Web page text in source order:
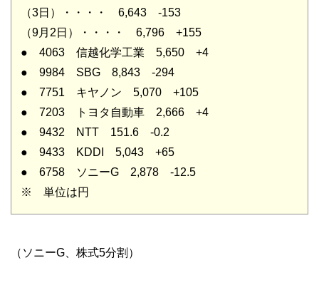
（3日）・・・・ 6,643 -153
（9月2日）・・・・ 6,796 +155
● 4063 信越化学工業 5,650 +4
● 9984 SBG 8,843 -294
● 7751 キヤノン 5,070 +105
● 7203 トヨタ自動車 2,666 +4
● 9432 NTT 151.6 -0.2
● 9433 KDDI 5,043 +65
● 6758 ソニーG 2,878 -12.5
※ 単位は円
（ソニーG、株式5分割）